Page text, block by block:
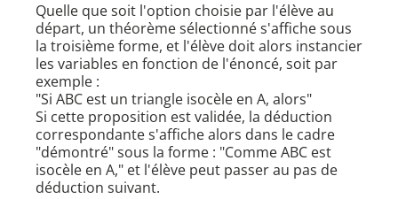
Quelle que soit l'option choisie par l'élève au
départ, un théorème sélectionné s'affiche sous
la troisième forme, et l'élève doit alors instancier
les variables en fonction de l'énoncé, soit par
exemple :
"Si ABC est un triangle isocèle en A, alors"
Si cette proposition est validée, la déduction
correspondante s'affiche alors dans le cadre
"démontré" sous la forme : "Comme ABC est
isocèle en A," et l'élève peut passer au pas de
déduction suivant.